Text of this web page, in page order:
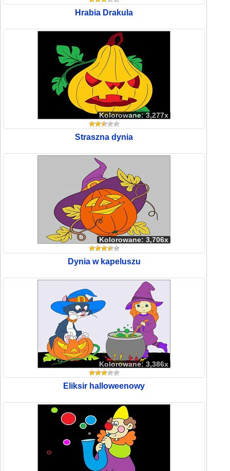
Hrabia Drakula
Kolorowane: 3,277x
Straszna dynia
Kolorowane: 3,706x
Dynia w kapeluszu
Kolorowane: 3,386x
Eliksir halloweenowy